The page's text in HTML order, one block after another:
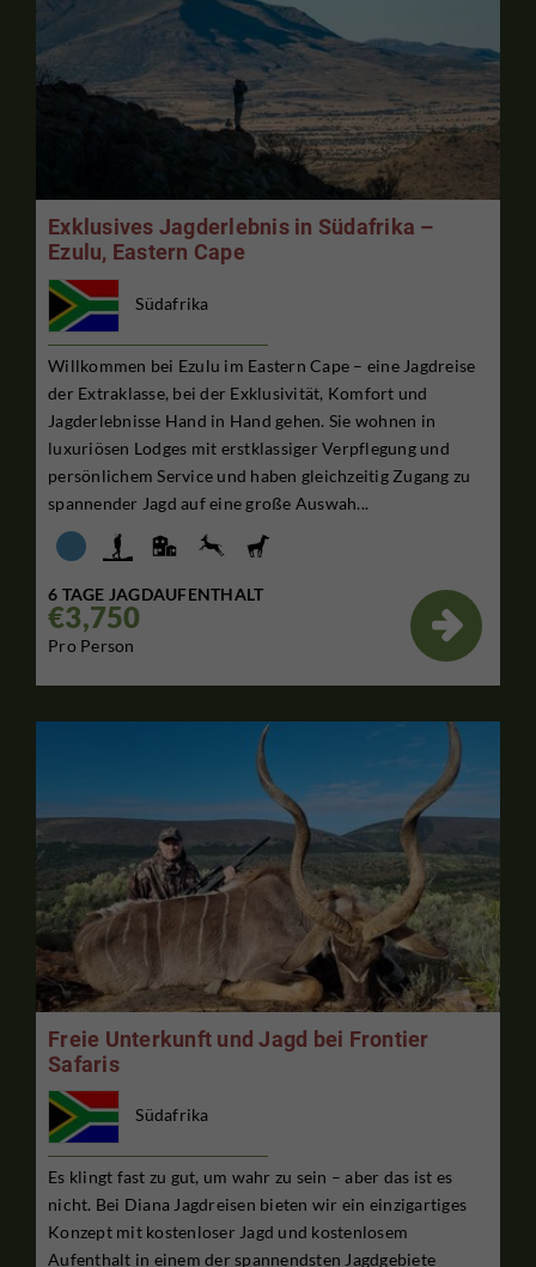
Exklusives Jagderlebnis in Südafrika –
Ezulu, Eastern Cape
Südafrika
Willkommen bei Ezulu im Eastern Cape – eine Jagdreise
der Extraklasse, bei der Exklusivität, Komfort und
Jagderlebnisse Hand in Hand gehen. Sie wohnen in
luxuriösen Lodges mit erstklassiger Verpflegung und
persönlichem Service und haben gleichzeitig Zugang zu
spannender Jagd auf eine große Auswah...
6 TAGE JAGDAUFENTHALT
€3,750
Pro Person

Freie Unterkunft und Jagd bei Frontier
Safaris
Südafrika
Es klingt fast zu gut, um wahr zu sein – aber das ist es
nicht. Bei Diana Jagdreisen bieten wir ein einzigartiges
Konzept mit kostenloser Jagd und kostenlosem
Aufenthalt in einem der spannendsten Jagdgebiete